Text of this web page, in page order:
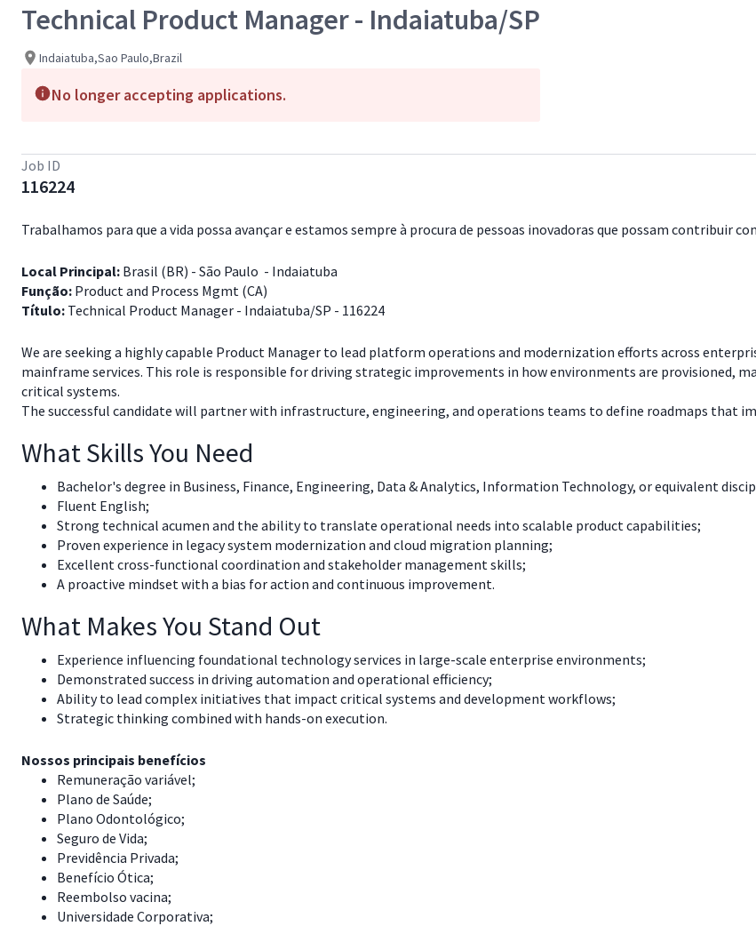
Technical Product Manager - Indaiatuba/SP
Indaiatuba,Sao Paulo,Brazil
No longer accepting applications.
Job ID
116224
Trabalhamos para que a vida possa avançar e estamos sempre à procura de pessoas inovadoras que possam contribuir
Local Principal: Brasil (BR) - São Paulo - Indaiatuba
Função: Product and Process Mgmt (CA)
Título: Technical Product Manager - Indaiatuba/SP - 116224
We are seeking a highly capable Product Manager to lead platform operations and modernization efforts across
mainframe services. This role is responsible for driving strategic improvements in how environments are provisioned,
critical systems.
The successful candidate will partner with infrastructure, engineering, and operations teams to define roadmaps that
What Skills You Need
Bachelor's degree in Business, Finance, Engineering, Data & Analytics, Information Technology, or equivalent
Fluent English;
Strong technical acumen and the ability to translate operational needs into scalable product capabilities;
Proven experience in legacy system modernization and cloud migration planning;
Excellent cross-functional coordination and stakeholder management skills;
A proactive mindset with a bias for action and continuous improvement.
What Makes You Stand Out
Experience influencing foundational technology services in large-scale enterprise environments;
Demonstrated success in driving automation and operational efficiency;
Ability to lead complex initiatives that impact critical systems and development workflows;
Strategic thinking combined with hands-on execution.
Nossos principais benefícios
Remuneração variável;
Plano de Saúde;
Plano Odontológico;
Seguro de Vida;
Previdência Privada;
Benefício Ótica;
Reembolso vacina;
Universidade Corporativa;